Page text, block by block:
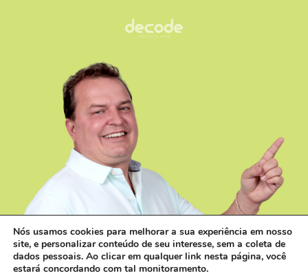
Nós usamos cookies para melhorar a sua experiência em nosso
site, e personalizar conteúdo de seu interesse, sem a coleta de
dados pessoais. Ao clicar em qualquer link nesta página, você
estará concordando com tal monitoramento.